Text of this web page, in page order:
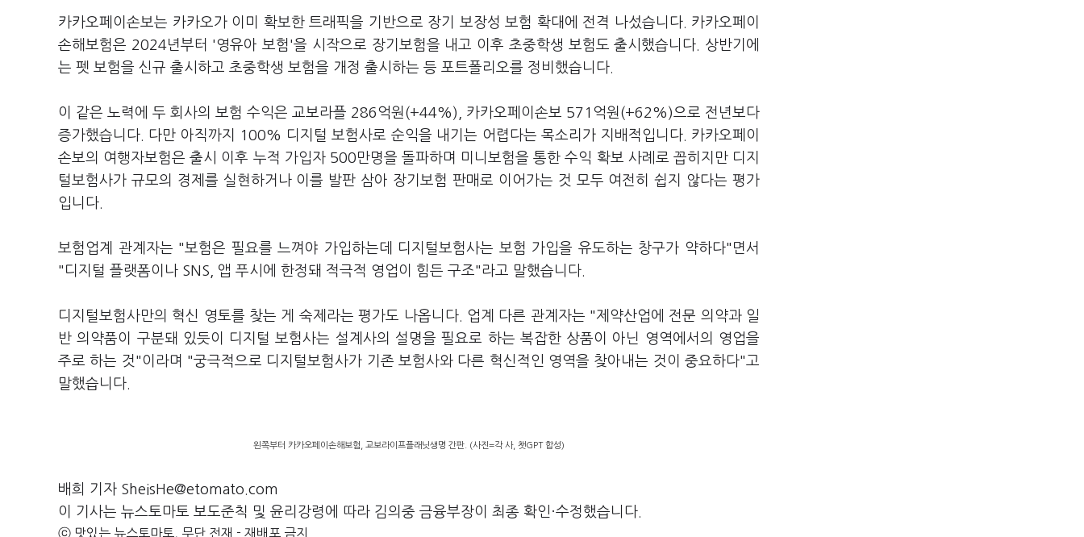
카카오페이손보는 카카오가 이미 확보한 트래픽을 기반으로 장기 보장성 보험 확대에 전격 나섰습니다. 카카오페이
손해보험은 2024년부터 '영유아 보험'을 시작으로 장기보험을 내고 이후 초중학생 보험도 출시했습니다. 상반기에
는 펫 보험을 신규 출시하고 초중학생 보험을 개정 출시하는 등 포트폴리오를 정비했습니다.
이 같은 노력에 두 회사의 보험 수익은 교보라플 286억원(+44%), 카카오페이손보 571억원(+62%)으로 전년보다
증가했습니다. 다만 아직까지 100% 디지털 보험사로 순익을 내기는 어렵다는 목소리가 지배적입니다. 카카오페이
손보의 여행자보험은 출시 이후 누적 가입자 500만명을 돌파하며 미니보험을 통한 수익 확보 사례로 꼽히지만 디지
털보험사가 규모의 경제를 실현하거나 이를 발판 삼아 장기보험 판매로 이어가는 것 모두 여전히 쉽지 않다는 평가
입니다.
보험업계 관계자는 "보험은 필요를 느껴야 가입하는데 디지털보험사는 보험 가입을 유도하는 창구가 약하다"면서
"디지털 플랫폼이나 SNS, 앱 푸시에 한정돼 적극적 영업이 힘든 구조"라고 말했습니다.
디지털보험사만의 혁신 영토를 찾는 게 숙제라는 평가도 나옵니다. 업계 다른 관계자는 "제약산업에 전문 의약과 일
반 의약품이 구분돼 있듯이 디지털 보험사는 설계사의 설명을 필요로 하는 복잡한 상품이 아닌 영역에서의 영업을
주로 하는 것"이라며 "궁극적으로 디지털보험사가 기존 보험사와 다른 혁신적인 영역을 찾아내는 것이 중요하다"고
말했습니다.
왼쪽부터 카카오페이손해보험, 교보라이프플래닛생명 간판. (사진=각 사, 챗GPT 합성)
배희 기자 SheisHe@etomato.com
이 기사는 뉴스토마토 보도준칙 및 윤리강령에 따라 김의중 금융부장이 최종 확인·수정했습니다.
ⓒ 맛있는 뉴스토마토, 무단 전재 - 재배포 금지